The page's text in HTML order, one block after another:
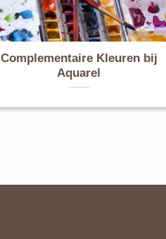
Complementaire Kleuren bij
Aquarel